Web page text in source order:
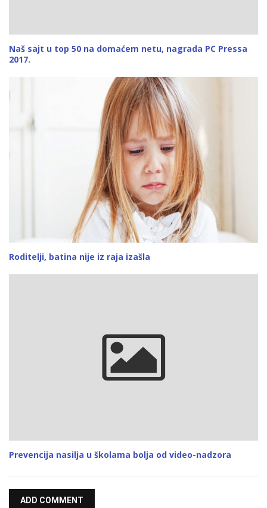
Naš sajt u top 50 na domaćem netu, nagrada PC Pressa
2017.
Roditelji, batina nije iz raja izašla
Prevencija nasilja u školama bolja od video-nadzora
ADD COMMENT